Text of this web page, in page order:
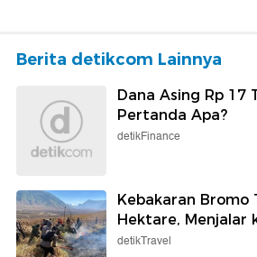
Berita detikcom Lainnya
Dana Asing Rp 17
Pertanda Apa?
detikFinance
Kebakaran Bromo
Hektare, Menjalar
detikTravel